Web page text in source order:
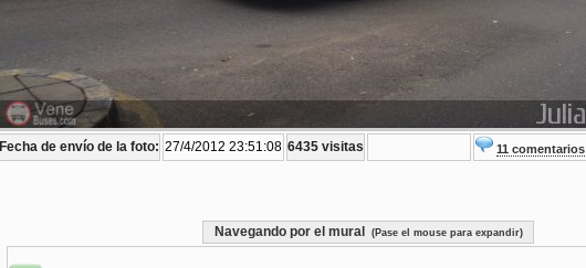
Fecha de envío de la foto: 27/4/2012 23:51:08 6435 visitas 11 comentarios
Navegando por el mural (Pase el mouse para expandir)